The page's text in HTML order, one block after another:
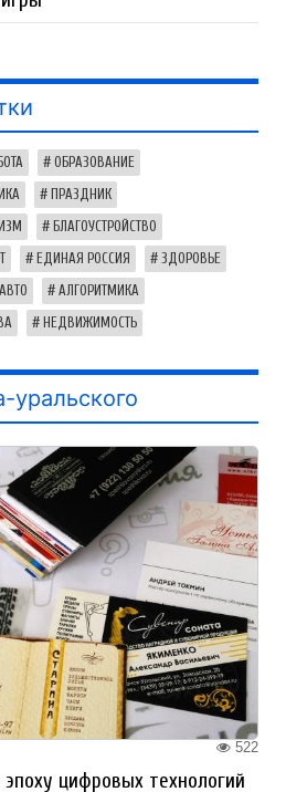
ОБРАЗОВАНИЕ
ПРАЗДНИК
БЛАГОУСТРОЙСТВО
ЕДИНАЯ РОССИЯ ЗДОРОВЬЕ
АВТО АЛГОРИТМИКА
НЕДВИЖИМОСТЬ
уральского
522
цифровых технологий